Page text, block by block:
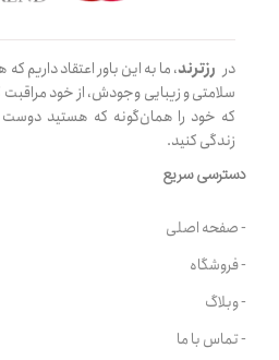
در رزترند، ما به این باور اعتقاد داریم
سلامتی و زیبایی وجودش، از خود
که خود را همان‌گونه که هستید دوست
زندگی کنید.
دسترسی سریع
- صفحه اصلی
- فروشگاه
- وبلاگ
- تماس با ما